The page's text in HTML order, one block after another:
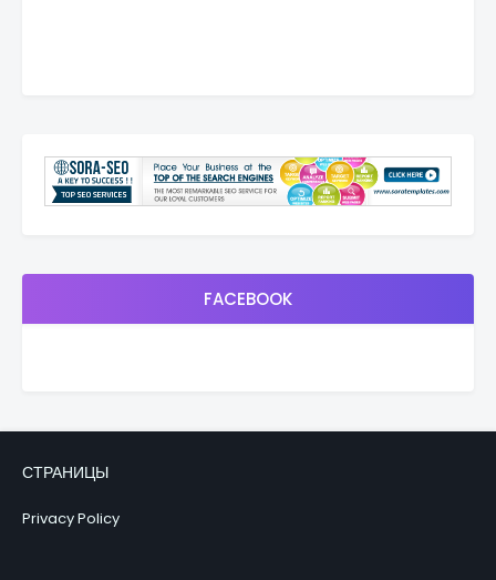
FACEBOOK
СТРАНИЦЫ
Privacy Policy